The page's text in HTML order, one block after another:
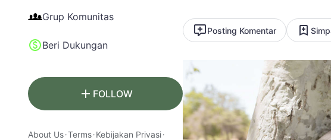
Grup Komunitas
Beri Dukungan
FOLLOW
About Us Terms Kebijakan Privasi
Posting Komentar